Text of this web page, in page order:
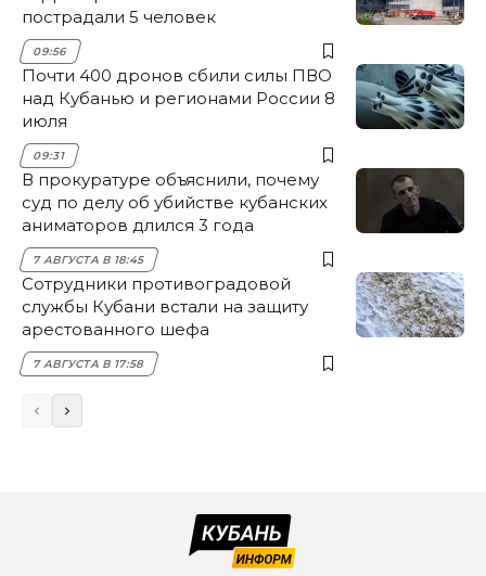
пострадали 5 человек
09:56
Почти 400 дронов сбили силы ПВО
над Кубанью и регионами России 8
июля
09:31
В прокуратуре объяснили, почему
суд по делу об убийстве кубанских
аниматоров длился 3 года
7 АВГУСТА В 18:45
Сотрудники противоградовой
службы Кубани встали на защиту
арестованного шефа
7 АВГУСТА В 17:58